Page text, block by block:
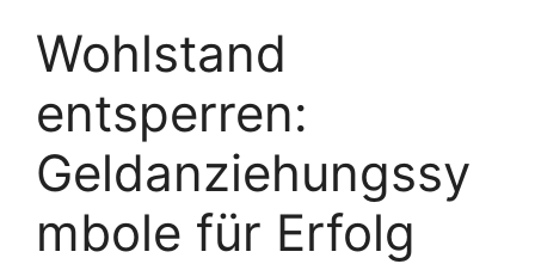
Wohlstand
entsperren:
Geldanziehungssy
mbole für Erfolg